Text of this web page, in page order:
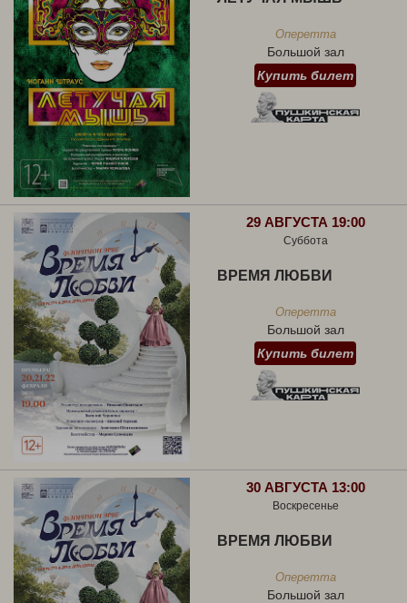
Оперетта
Большой зал
Купить билет
29 АВГУСТА 19:00
Суббота
ВРЕМЯ ЛЮБВИ
Оперетта
Большой зал
Купить билет
30 АВГУСТА 13:00
Воскресенье
ВРЕМЯ ЛЮБВИ
Оперетта
Большой зал